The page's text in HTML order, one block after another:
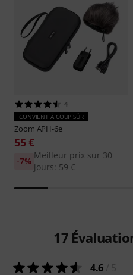
4
CONVIENT À COUP SÛR
Zoom APH-6e
55 €
Meilleur prix sur 30
jours: 59 €
-7%
17
4.6